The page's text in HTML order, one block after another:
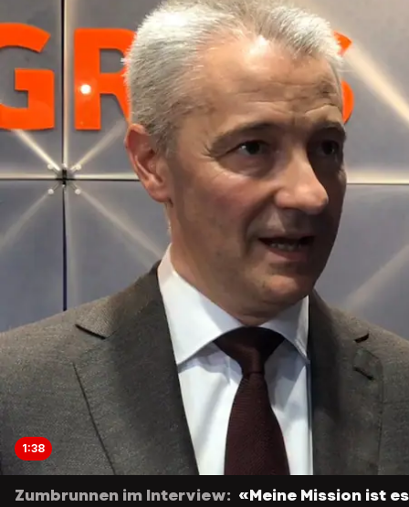
1:38
Zumbrunnen im Interview: «Meine Mission ist